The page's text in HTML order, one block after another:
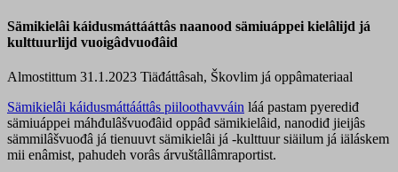
Sämikielâi káidusmáttááttâs naanood sämiuáppei kielâlijd já
kulttuurlijd vuoigâdvuođâid
Almostittum 31.1.2023 Tiäđáttâsah, Škovlim já oppâmateriaal
Sämikielâi káidusmáttááttâs piiloothavváin láá pastam pyerediđ
sämiuáppei máhđulâšvuođâid oppâđ sämikielâid, nanodiđ jieijâs
sämmilâšvuođâ já tienuuvt sämikielâi já -kulttuur siäilum já iäláskem
mii enâmist, pahudeh vorâs árvuštâllâmraportist.